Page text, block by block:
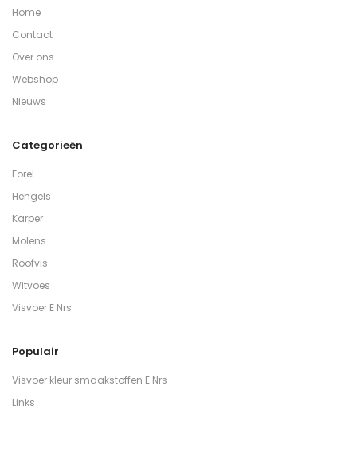
Home
Contact
Over ons
Webshop
Nieuws
Categorieën
Forel
Hengels
Karper
Molens
Roofvis
Witvoes
Visvoer E Nrs
Populair
Visvoer kleur smaakstoffen E Nrs
Links